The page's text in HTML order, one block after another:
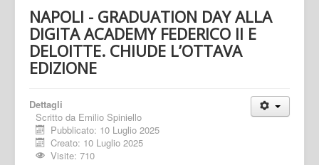
NAPOLI - GRADUATION DAY ALLA
DIGITA ACADEMY FEDERICO II E
DELOITTE. CHIUDE L’OTTAVA
EDIZIONE
Dettagli
Scritto da Emilio Spiniello
Pubblicato: 10 Luglio 2025
Creato: 10 Luglio 2025
Visite: 710